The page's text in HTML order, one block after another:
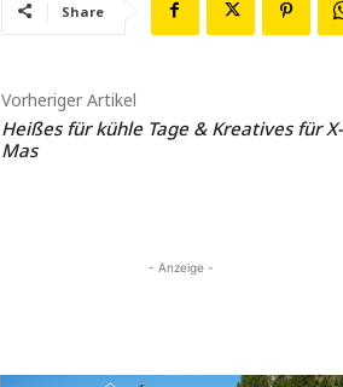
Share
Vorheriger Artikel
Heißes für kühle Tage & Kreatives für X-
Mas
- Anzeige -